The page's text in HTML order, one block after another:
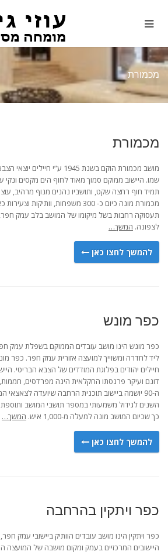
מכמורת
מכמורת
מושב מכמורת הוקם בשנת 1945
שמו. היישוב ממוקם סמוך מאוד לחוף הים מקסים
תמיד חוף רחצה שקט, ותושביו נהנים מנוף מרהיב,
מכמורת מונה כיום כ- 300 משפחות,
תעסוקה רחבות בשל מיקומו של המושב בלב עמק
לצפונה. המשך…
להמשך לחצו כאן
כפר מונש
כפר מונש הינו מושב עובדים הממוקם בשפלת עמק
דונם ועיקר פרנסתו החקלאית הינה מפרדסים,
ה-90 יושמה ביישוב תוכנית הרחבה שיועדה
כך שכיום המושב מונה למעלה מ-1,000 איש.
המשך…
להמשך לחצו כאן
כפר ויתקין בהרחבה
כפר ויתקין הינו מושב עובדים הוותיק ביישובי עמק
היישובים המרכזיים בעמק ומקום מושבה של המועצה